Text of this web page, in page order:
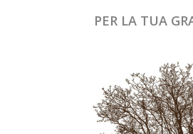
PER LA TUA